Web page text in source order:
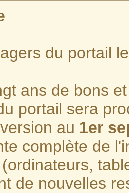
du portail
ans de bons
portail sera
au 1er
complète de
de nouvelles